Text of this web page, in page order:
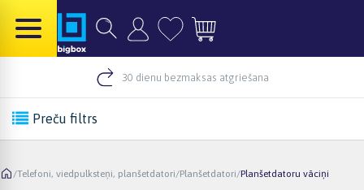
30 dienu bezmaksas atgriešana
Preču filtrs
/Telefoni, viedpulksteņi, planšetdatori/Planšetdatori/Planšetdatoru vāciņi